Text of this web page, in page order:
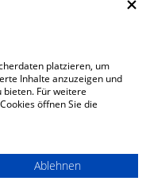
platzieren, um
Inhalte anzuzeigen und
bieten. Für weitere
öffnen Sie die
Ablehnen